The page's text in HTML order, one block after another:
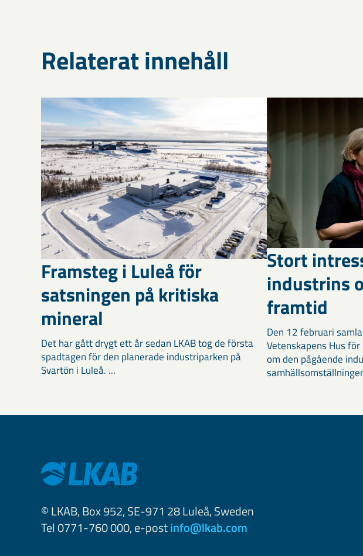
Relaterat innehåll
Framsteg i Luleå för
satsningen på kritiska
mineral
Det har gått drygt ett år sedan LKAB tog de första
spadtagen för den planerade industriparken på
Svartön i Luleå. ...
Stort
industrins
framtid
Den 12 februari
Vetenskapens Hus
om den pågående
© LKAB, Box 952, SE-971 28 Luleå, Sweden
Tel 0771-760 000, e-postinfo@lkab.com